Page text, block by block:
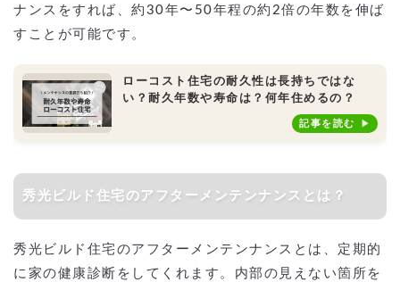
ナンスをすれば、約30年〜50年程の約2倍の年数を伸ば
すことが可能です。
ローコスト住宅の耐久性は長持ちではな
い？耐久年数や寿命は？何年住めるの？
記事を読む
秀光ビルド住宅のアフターメンテンナンスとは？
秀光ビルド住宅のアフターメンテンナンスとは、定期的
に家の健康診断をしてくれます。内部の見えない箇所を